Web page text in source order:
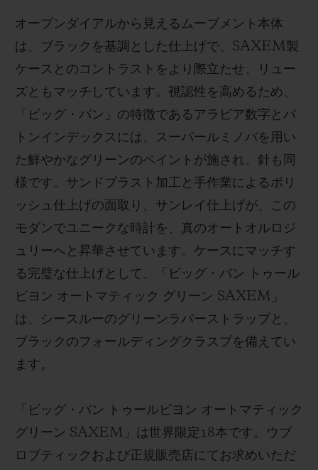
と結合しています。また、サファイアは三方晶（3
面体）であるのに対し、SAXEMは立方晶（4面
体）であるため、構造的にも異なります。この微
妙でありながら重要な違いにより、SAXEMは強
い色を帯び、貴石のように燦然と輝くのです。
鮮やかでクリスタルのようなグリーンのSAXEM
ケースに収められた、ウブロの自動巻きトゥール
ビヨン マニュファクチュールキャリバー
HUB6035は、完全に自社内で開発・製造された
ものです。現代的な構造で、22Kゴールド製マイ
クロローターが、ムーブメントのダイアル側に配
置されています。セラミック製ボールベアリング
を採用し、スムーズで効率的な巻き上げを実現し
ました。ムーブメントは約72時間、高精度を保つ
パワーリザーブを備えています。解放感と動きを
は、6時位置の60秒トゥールビヨンキャリッジに
よって補われています。香箱受け、自動巻きの歯
車受け、トゥールビヨン バレットの3つの機能的
オープンダイアルから見えるムーブメント本体
は、ブラックを基調とした仕上げで、SAXEM製
ケースとのコントラストをより際立たせ、リュー
ズともマッチしています。視認性を高めるため、
「ビッグ・バン」の特徴であるアラビア数字とバ
トンインデックスには、スーパールミノバを用い
た鮮やかなグリーンのペイントが施され、針も同
様です。サンドブラスト加工と手作業によるポリ
ッシュ仕上げの面取り、サンレイ仕上げが、この
モダンでユニークな時計を、真のオートオルロジ
ュリーへと昇華させています。ケースにマッチす
る完璧な仕上げとして、「ビッグ・バン トゥール
ビヨン オートマティック グリーン SAXEM」
は、シースルーのグリーンラバーストラップと、
ブラックのフォールディングクラスプを備えてい
ます。
「ビッグ・バン トゥールビヨン オートマティック
グリーン SAXEM」は世界限定18本です。ウブ
ロブティックおよび正規販売店にてお求めいただ